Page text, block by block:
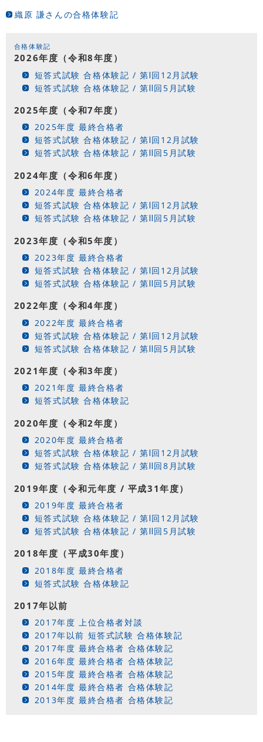
織原 謙さんの合格体験記
合格体験記
2026年度（令和8年度）
短答式試験 合格体験記 / 第Ⅰ回12月試験
短答式試験 合格体験記 / 第Ⅱ回5月試験
2025年度（令和7年度）
2025年度 最終合格者
短答式試験 合格体験記 / 第Ⅰ回12月試験
短答式試験 合格体験記 / 第Ⅱ回5月試験
2024年度（令和6年度）
2024年度 最終合格者
短答式試験 合格体験記 / 第Ⅰ回12月試験
短答式試験 合格体験記 / 第Ⅱ回5月試験
2023年度（令和5年度）
2023年度 最終合格者
短答式試験 合格体験記 / 第Ⅰ回12月試験
短答式試験 合格体験記 / 第Ⅱ回5月試験
2022年度（令和4年度）
2022年度 最終合格者
短答式試験 合格体験記 / 第Ⅰ回12月試験
短答式試験 合格体験記 / 第Ⅱ回5月試験
2021年度（令和3年度）
2021年度 最終合格者
短答式試験 合格体験記
2020年度（令和2年度）
2020年度 最終合格者
短答式試験 合格体験記 / 第Ⅰ回12月試験
短答式試験 合格体験記 / 第Ⅱ回8月試験
2019年度（令和元年度 / 平成31年度）
2019年度 最終合格者
短答式試験 合格体験記 / 第Ⅰ回12月試験
短答式試験 合格体験記 / 第Ⅱ回5月試験
2018年度（平成30年度）
2018年度 最終合格者
短答式試験 合格体験記
2017年以前
2017年度 上位合格者対談
2017年以前 短答式試験 合格体験記
2017年度 最終合格者 合格体験記
2016年度 最終合格者 合格体験記
2015年度 最終合格者 合格体験記
2014年度 最終合格者 合格体験記
2013年度 最終合格者 合格体験記